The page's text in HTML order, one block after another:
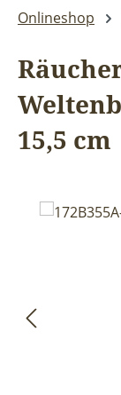
Onlineshop
15,5 cm
Bildergalerie